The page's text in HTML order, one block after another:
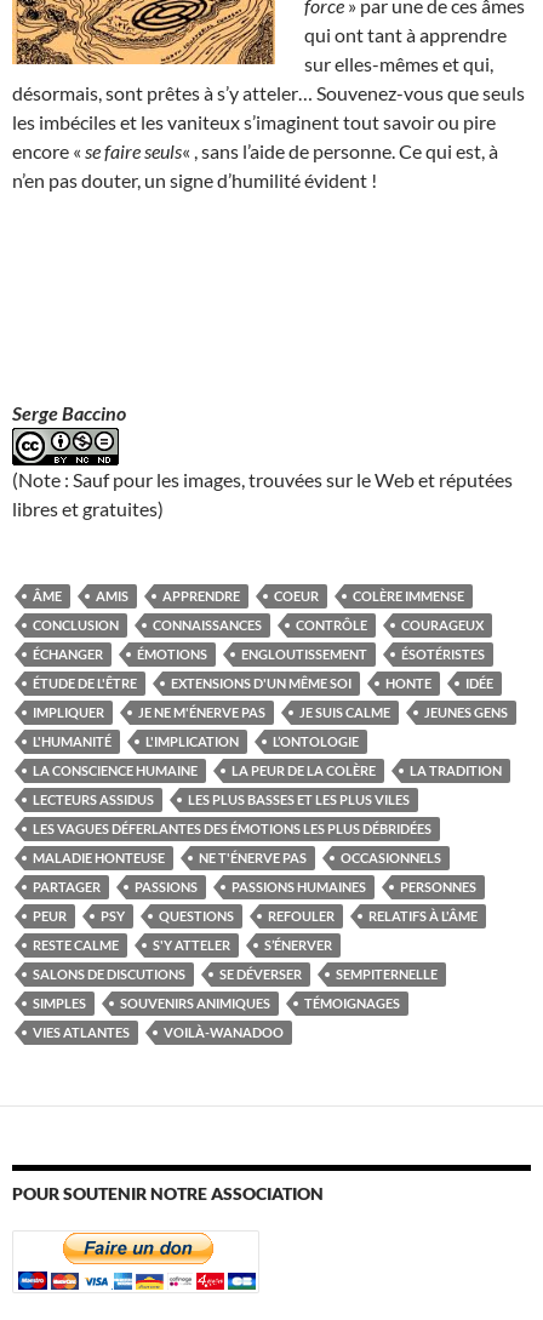
force » par une de ces âmes
qui ont tant à apprendre
sur elles-mêmes et qui,
désormais, sont prêtes à s’y atteler… Souvenez-vous que seuls
les imbéciles et les vaniteux s’imaginent tout savoir ou pire
encore « se faire seuls« , sans l’aide de personne. Ce qui est, à
n’en pas douter, un signe d’humilité évident !
Serge Baccino
(Note : Sauf pour les images, trouvées sur le Web et réputées
libres et gratuites)
ÂME AMIS APPRENDRE COEUR
COLÈRE IMMENSE
CONCLUSION
CONNAISSANCES CONTRÔLE
COURAGEUX
ÉCHANGER
ÉMOTIONS ENGLOUTISSEMENT
ÉSOTÉRISTES
ÉTUDE DE L'ÊTRE
EXTENSIONS D'UN MÊME SOI HONTE
IDÉE
IMPLIQUER
JE NE M'ÉNERVE PAS JE SUIS CALME
JEUNES GENS
L'HUMANITÉ
L'IMPLICATION
L’ONTOLOGIE
LA CONSCIENCE HUMAINE
LA PEUR DE LA COLÈRE
LA TRADITION
LECTEURS ASSIDUS
LES PLUS BASSES ET LES PLUS VILES
LES VAGUES DÉFERLANTES DES ÉMOTIONS LES PLUS DÉBRIDÉES
MALADIE HONTEUSE
NE T'ÉNERVE PAS
OCCASIONNELS
PARTAGER
PASSIONS PASSIONS HUMAINES
PERSONNES
PEUR
PSY QUESTIONS REFOULER
RELATIFS À L'ÂME
RESTE CALME
S'Y ATTELER
S’ÉNERVER
SALONS DE DISCUTIONS
SE DÉVERSER
SEMPITERNELLE
SIMPLES
SOUVENIRS ANIMIQUES
TÉMOIGNAGES
VIES ATLANTES
VOILÀ-WANADOO
POUR SOUTENIR NOTRE ASSOCIATION